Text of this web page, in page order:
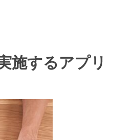
施するアプリ